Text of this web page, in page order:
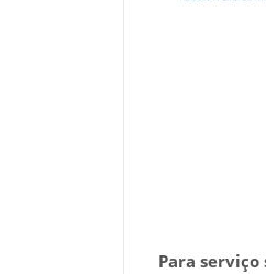
Para